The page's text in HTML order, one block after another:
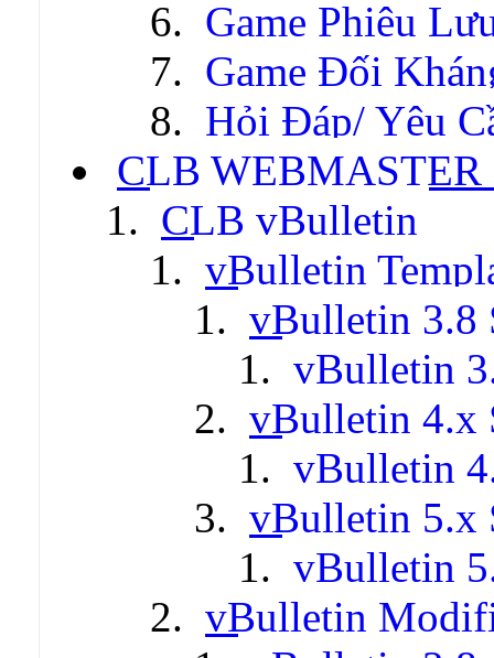
Game Phiêu
Game Đối
Hỏi Đáp/ Yêu
CLB WEBMASTER
CLB vBulletin
vBulletin
vBulletin 3.8
vBulletin
vBulletin 4.x
vBulletin
vBulletin 5.x
vBulletin
vBulletin